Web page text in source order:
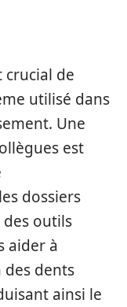
crucial de
utilisé dans
Une
est
dossiers
des outils
aider à
dents
ainsi le